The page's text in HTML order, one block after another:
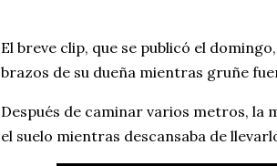
El breve clip, que se publicó el
brazos de su dueña mientras gruñe
Después de caminar varios metros, la
el suelo mientras descansaba de